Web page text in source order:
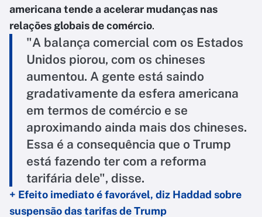
americana tende a acelerar mudanças nas
relações globais de comércio.
"A balança comercial com os Estados
Unidos piorou, com os chineses
aumentou. A gente está saindo
gradativamente da esfera americana
em termos de comércio e se
aproximando ainda mais dos chineses.
Essa é a consequência que o Trump
está fazendo ter com a reforma
tarifária dele", disse.
+ Efeito imediato é favorável, diz Haddad sobre
suspensão das tarifas de Trump